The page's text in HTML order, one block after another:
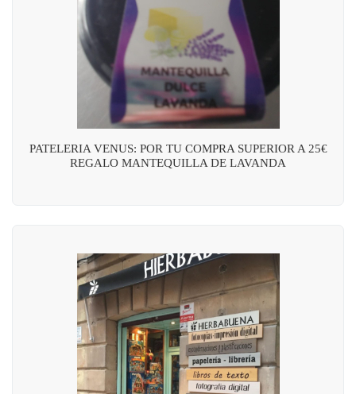
PATELERIA VENUS: POR TU COMPRA SUPERIOR A 25€
REGALO MANTEQUILLA DE LAVANDA